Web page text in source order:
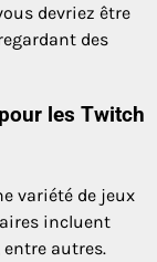
devriez être
des
les Twitch
variété de jeux
incluent
entre autres.